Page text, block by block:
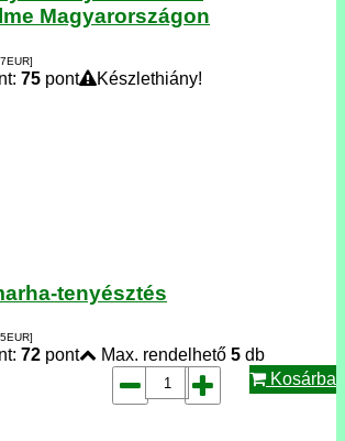
Magyarországon
EUR]
75 pont Készlethiány!
tenyésztés
EUR]
72 pont Max. rendelhető 5 db
Kosárba